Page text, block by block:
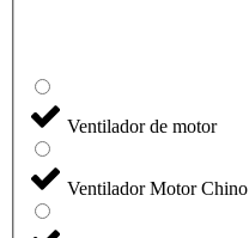
Ventilador de motor
Ventilador Motor Chino